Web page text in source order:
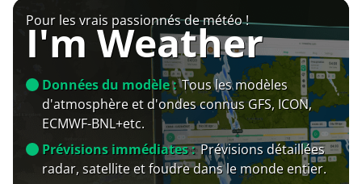
Pour les vrais passionnés de météo !
I'm Weather
Données du modèle : Tous les modèles
d'atmosphère et d'ondes connus GFS, ICON,
ECMWF-BNL+etc.
Prévisions immédiates : Prévisions détaillées
radar, satellite et foudre dans le monde entier.